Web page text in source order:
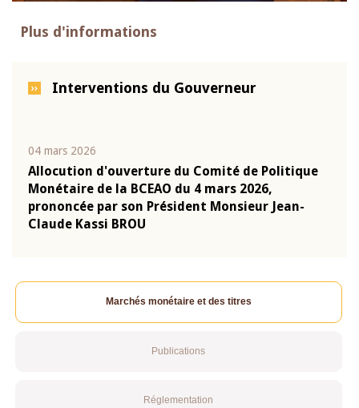
Plus d'informations
Interventions du Gouverneur
04 mars 2026
Allocution d'ouverture du Comité de Politique
Monétaire de la BCEAO du 4 mars 2026,
prononcée par son Président Monsieur Jean-
Claude Kassi BROU
Marchés monétaire et des titres
Publications
Réglementation